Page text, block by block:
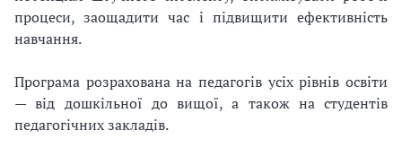
процеси, заощадити час і підвищити ефективність
навчання.
Програма розрахована на педагогів усіх рівнів освіти
— від дошкільної до вищої, а також на студентів
педагогічних закладів.